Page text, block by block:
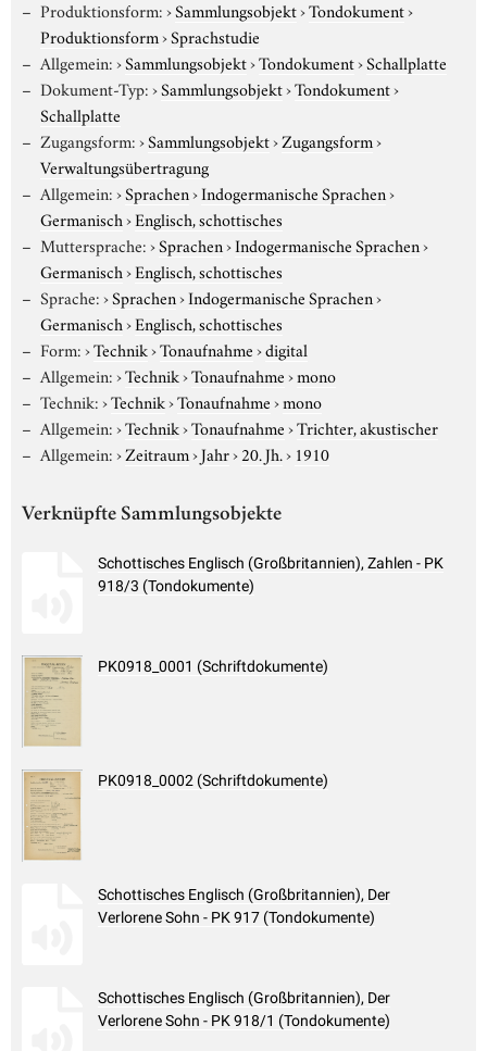
Produktionsform:›Sammlungsobjekt›Tondokument›
Produktionsform›Sprachstudie
Allgemein:›Sammlungsobjekt›Tondokument›Schallplatte
Dokument-Typ:›Sammlungsobjekt›Tondokument›
Schallplatte
Zugangsform:›Sammlungsobjekt›Zugangsform›
Verwaltungsübertragung
Allgemein:›Sprachen›Indogermanische Sprachen›
Germanisch›Englisch, schottisches
Muttersprache:›Sprachen›Indogermanische Sprachen›
Germanisch›Englisch, schottisches
Sprache:›Sprachen›Indogermanische Sprachen›
Germanisch›Englisch, schottisches
Form:›Technik›Tonaufnahme›digital
Allgemein:›Technik›Tonaufnahme›mono
Technik:›Technik›Tonaufnahme›mono
Allgemein:›Technik›Tonaufnahme›Trichter, akustischer
Allgemein:›Zeitraum›Jahr›20. Jh.› 1910
Verknüpfte Sammlungsobjekte
Schottisches Englisch (Großbritannien), Zahlen - PK
918/3 (Tondokumente)
PK0918_0001 (Schriftdokumente)
PK0918_0002 (Schriftdokumente)
Schottisches Englisch (Großbritannien), Der
Verlorene Sohn - PK 917 (Tondokumente)
Schottisches Englisch (Großbritannien), Der
Verlorene Sohn - PK 918/1 (Tondokumente)